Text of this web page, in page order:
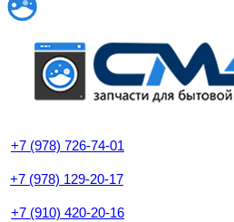
+7 (978) 726-74-01
+7 (978) 129-20-17
+7 (910) 420-20-16